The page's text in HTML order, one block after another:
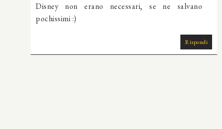
Disney non erano necessari, se ne salvano
pochissimi :)
Rispondi